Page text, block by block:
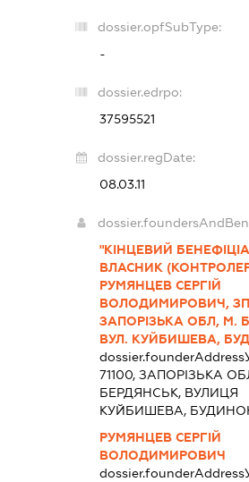
dossier.opfSubType:
-
dossier.edrpo:
37595521
dossier.regDate:
08.03.11
"КІНЦЕВИЙ
ВЛАСНИК
РУМЯНЦЕВ СЕРГІЙ
ВОЛОДИМИРОВИЧ,
ЗАПОРІЗЬКА ОБЛ, М.
ВУЛ. КУЙБИШЕВА, БУД,
dossier.founderAddress
71100, ЗАПОРІЗЬКА
БЕРДЯНСЬК, ВУЛИЦЯ
КУЙБИШЕВА, БУДИНОК
РУМЯНЦЕВ СЕРГІЙ
ВОЛОДИМИРОВИЧ
dossier.founderAddress